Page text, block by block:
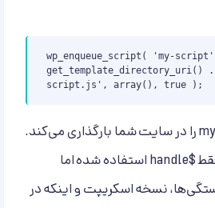
wp_enqueue_script( 'my-
get_template_directory_uri()
script.js', array(), true );
کد بالا فایل my-script.js را در سایت شما بارگذاری می‌کند.
همان‌طور که می‌بینید فقط $handle استفاده شده اما
نسخه اسکریپت و اینکه در